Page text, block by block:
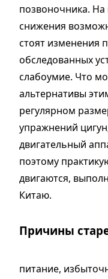
позвоночника.
снижения
стоят изменения
обследованных
слабоумие. Что
альтернативы
регулярном
упражнений
двигательный
поэтому
двигаются,
Китаю.
Причины
питание,